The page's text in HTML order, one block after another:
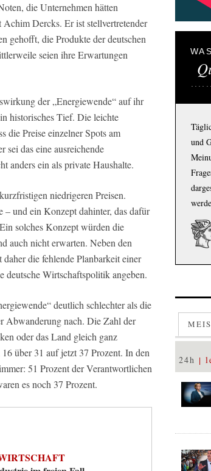
die Unternehmen hätten
Achim Dercks. Er ist stellvertretender
gehofft, die Produkte der deutschen
seien ihre Erwartungen
der „Energiewende“ auf ihr
historisches Tief. Die leichte
die Preise einzelner Spots am
sei das eine ausreichende
anders ein als private Haushalte.
niedrigeren Preisen.
– und ein Konzept dahinter, das dafür
solches Konzept würden die
auch nicht erwarten. Neben den
die fehlende Planbarkeit einer
Wirtschaftspolitik angeben.
deutlich schlechter als die
Abwanderung nach. Die Zahl der
oder das Land gleich ganz
über 31 auf jetzt 37 Prozent. In den
51 Prozent der Verantwortlichen
es noch 37 Prozent.
und
24h